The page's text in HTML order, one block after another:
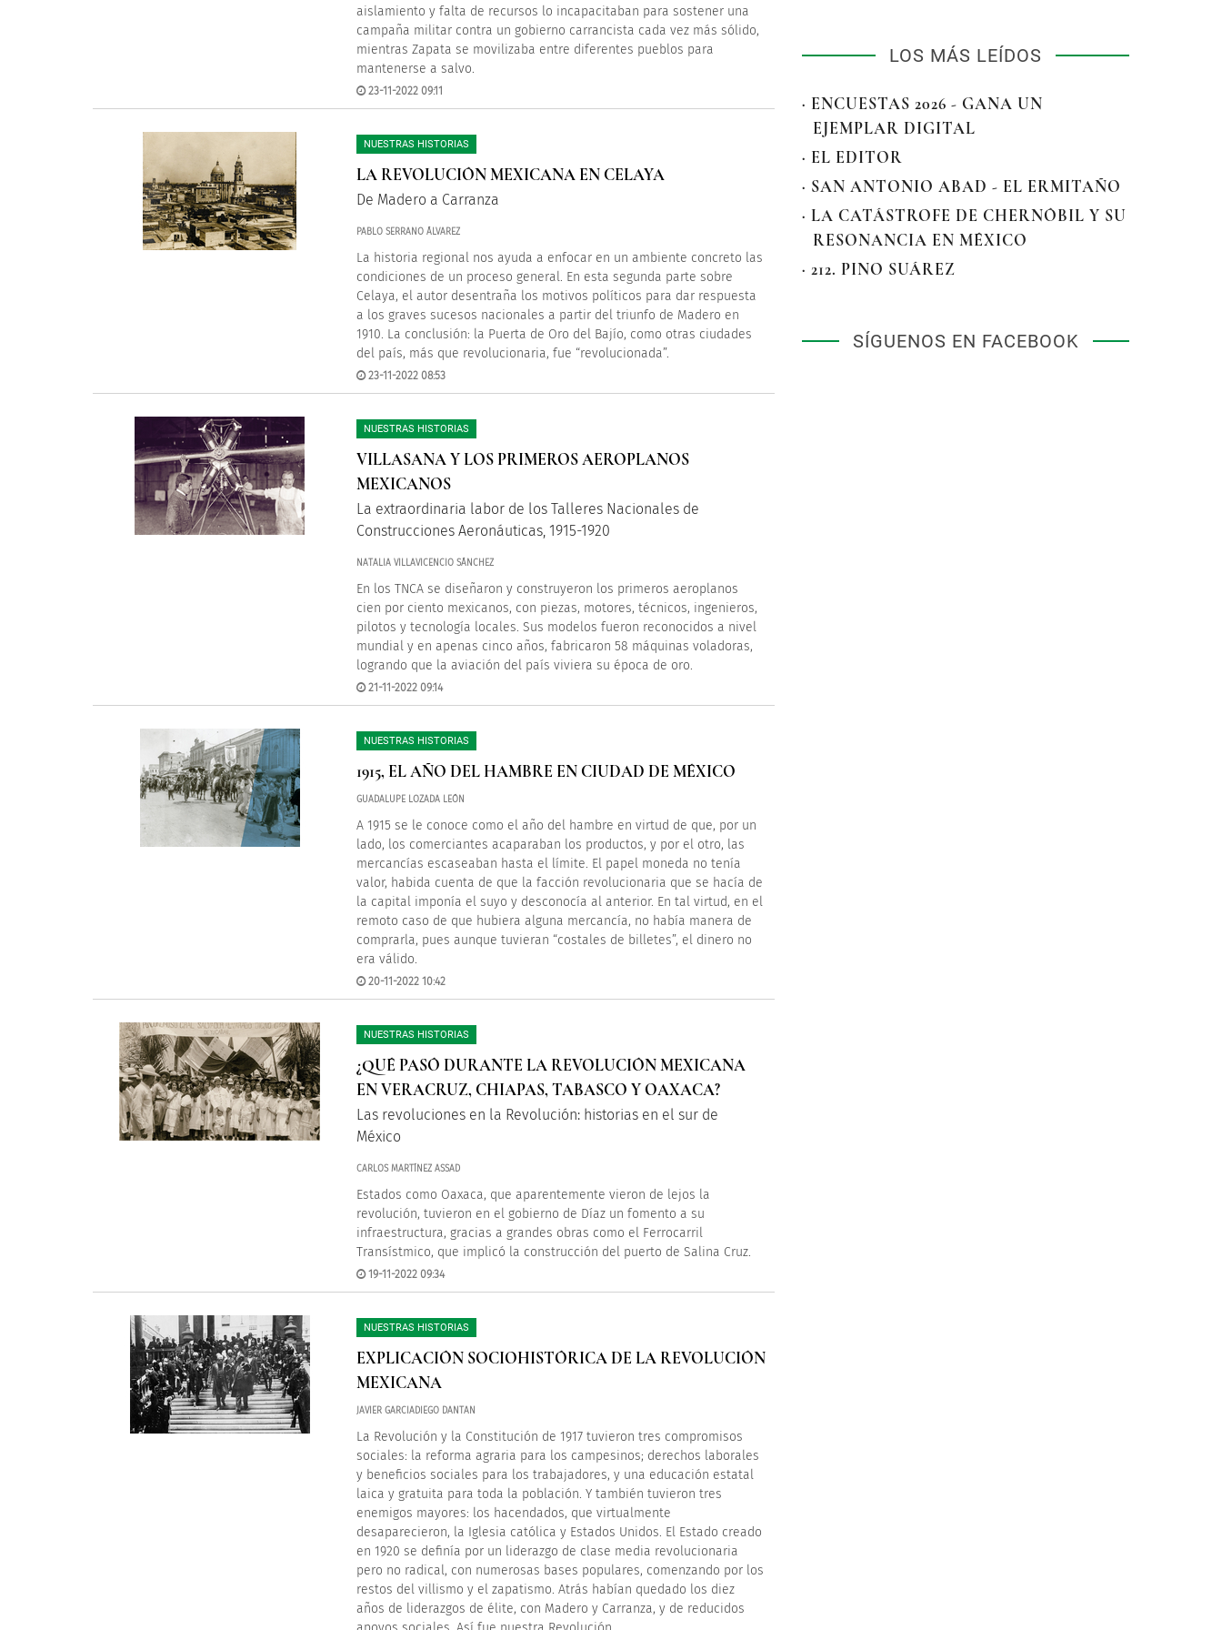
aislamiento y falta de recursos lo incapacitaban para sostener una
campaña militar contra un gobierno carrancista cada vez más sólido,
mientras Zapata se movilizaba entre diferentes pueblos para
mantenerse a salvo.
23-11-2022 09:11
NUESTRAS HISTORIAS
LA REVOLUCIÓN MEXICANA EN CELAYA
De Madero a Carranza
PABLO SERRANO ÁLVAREZ
La historia regional nos ayuda a enfocar en un ambiente concreto las
condiciones de un proceso general. En esta segunda parte sobre
Celaya, el autor desentraña los motivos políticos para dar respuesta
a los graves sucesos nacionales a partir del triunfo de Madero en
1910. La conclusión: la Puerta de Oro del Bajío, como otras ciudades
del país, más que revolucionaria, fue “revolucionada”.
23-11-2022 08:53
NUESTRAS HISTORIAS
VILLASANA Y LOS PRIMEROS AEROPLANOS
MEXICANOS
La extraordinaria labor de los Talleres Nacionales de
Construcciones Aeronáuticas, 1915-1920
NATALIA VILLAVICENCIO SÁNCHEZ
En los TNCA se diseñaron y construyeron los primeros aeroplanos
cien por ciento mexicanos, con piezas, motores, técnicos, ingenieros,
pilotos y tecnología locales. Sus modelos fueron reconocidos a nivel
mundial y en apenas cinco años, fabricaron 58 máquinas voladoras,
logrando que la aviación del país viviera su época de oro.
21-11-2022 09:14
NUESTRAS HISTORIAS
1915, EL AÑO DEL HAMBRE EN CIUDAD DE MÉXICO
GUADALUPE LOZADA LEÓN
A 1915 se le conoce como el año del hambre en virtud de que, por un
lado, los comerciantes acaparaban los productos, y por el otro, las
mercancías escaseaban hasta el límite. El papel moneda no tenía
valor, habida cuenta de que la facción revolucionaria que se hacía de
la capital imponía el suyo y desconocía al anterior. En tal virtud, en el
remoto caso de que hubiera alguna mercancía, no había manera de
comprarla, pues aunque tuvieran “costales de billetes”, el dinero no
era válido.
20-11-2022 10:42
NUESTRAS HISTORIAS
¿QUÉ PASÓ DURANTE LA REVOLUCIÓN MEXICANA
EN VERACRUZ, CHIAPAS, TABASCO Y OAXACA?
Las revoluciones en la Revolución: historias en el sur de
México
CARLOS MARTÍNEZ ASSAD
Estados como Oaxaca, que aparentemente vieron de lejos la
revolución, tuvieron en el gobierno de Díaz un fomento a su
infraestructura, gracias a grandes obras como el Ferrocarril
Transístmico, que implicó la construcción del puerto de Salina Cruz.
19-11-2022 09:34
NUESTRAS HISTORIAS
EXPLICACIÓN SOCIOHISTÓRICA DE LA REVOLUCIÓN
MEXICANA
JAVIER GARCIADIEGO DANTAN
La Revolución y la Constitución de 1917 tuvieron tres compromisos
sociales: la reforma agraria para los campesinos; derechos laborales
y beneficios sociales para los trabajadores, y una educación estatal
laica y gratuita para toda la población. Y también tuvieron tres
enemigos mayores: los hacendados, que virtualmente
desaparecieron, la Iglesia católica y Estados Unidos. El Estado creado
en 1920 se definía por un liderazgo de clase media revolucionaria
pero no radical, con numerosas bases populares, comenzando por los
restos del villismo y el zapatismo. Atrás habían quedado los diez
años de liderazgos de élite, con Madero y Carranza, y de reducidos
LOS MÁS LEÍDOS
· ENCUESTAS 2026 - GANA UN
EJEMPLAR DIGITAL
· EL EDITOR
· SAN ANTONIO ABAD - EL ERMITAÑO
· LA CATÁSTROFE DE CHERNÓBIL Y SU
RESONANCIA EN MÉXICO
· 212. PINO SUÁREZ
SÍGUENOS EN FACEBOOK